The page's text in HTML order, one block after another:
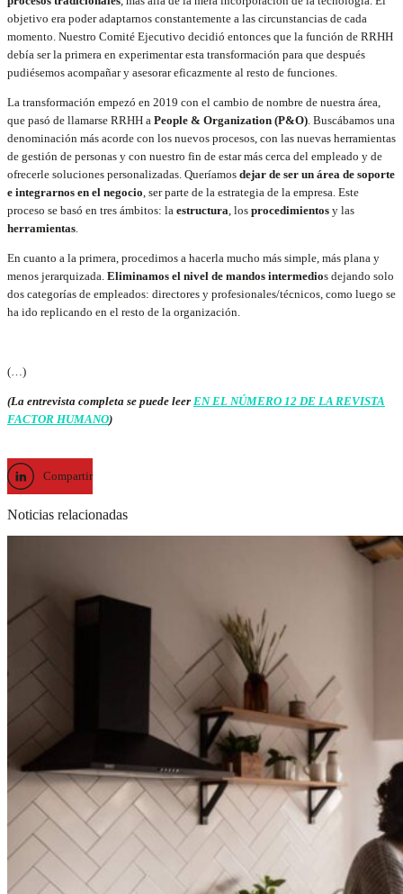
objetivo era poder adaptarnos constantemente a las circunstancias de cada
momento. Nuestro Comité Ejecutivo decidió entonces que la función de RRHH
debía ser la primera en experimentar esta transformación para que después
pudiésemos acompañar y asesorar eficazmente al resto de funciones.
La transformación empezó en 2019 con el cambio de nombre de nuestra área,
que pasó de llamarse RRHH a People & Organization (P&O). Buscábamos una
denominación más acorde con los nuevos procesos, con las nuevas herramientas
de gestión de personas y con nuestro fin de estar más cerca del empleado y de
ofrecerle soluciones personalizadas. Queríamos dejar de ser un área de soporte
e integrarnos en el negocio, ser parte de la estrategia de la empresa. Este
proceso se basó en tres ámbitos: la estructura, los procedimientos y las
herramientas.
En cuanto a la primera, procedimos a hacerla mucho más simple, más plana y
menos jerarquizada. Eliminamos el nivel de mandos intermedios dejando solo
dos categorías de empleados: directores y profesionales/técnicos, como luego se
ha ido replicando en el resto de la organización.
(…)
(La entrevista completa se puede leer EN EL NÚMERO 12 DE LA REVISTA
FACTOR HUMANO)
Compartir
Noticias relacionadas